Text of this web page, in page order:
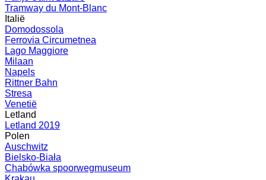
Tramway du Mont-Blanc
Italië
Domodossola
Ferrovia Circumetnea
Lago Maggiore
Milaan
Napels
Rittner Bahn
Stresa
Venetië
Letland
Letland 2019
Polen
Auschwitz
Bielsko-Biała
Chabówka spoorwegmuseum